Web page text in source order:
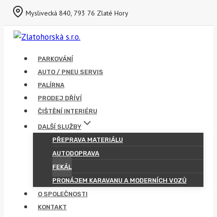
Přeskočit
obsah
Myslivecká 840, 793 76 Zlaté Hory
PARKOVÁNÍ
AUTO / PNEU SERVIS
PALÍRNA
PRODEJ DŘÍVÍ
ČIŠTĚNÍ INTERIÉRU
DALŠÍ SLUŽBY
PŘEPRAVA MATERIÁLU
AUTODOPRAVA
FEKÁL
PRONÁJEM KARAVANU A MODERNÍCH VOZŮ
O SPOLEČNOSTI
KONTAKT